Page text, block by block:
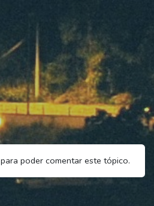
para poder comentar este tópico.